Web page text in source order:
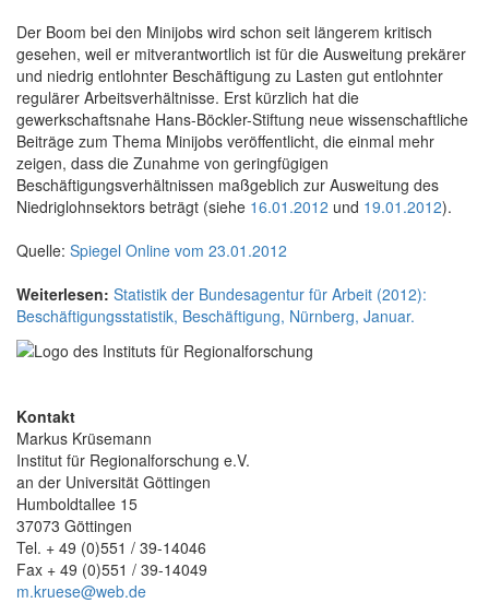
Der Boom bei den Minijobs wird schon seit längerem kritisch
gesehen, weil er mitverantwortlich ist für die Ausweitung prekärer
und niedrig entlohnter Beschäftigung zu Lasten gut entlohnter
regulärer Arbeitsverhältnisse. Erst kürzlich hat die
gewerkschaftsnahe Hans-Böckler-Stiftung neue wissenschaftliche
Beiträge zum Thema Minijobs veröffentlicht, die einmal mehr
zeigen, dass die Zunahme von geringfügigen
Beschäftigungsverhältnissen maßgeblich zur Ausweitung des
Niedriglohnsektors beträgt (siehe 16.01.2012 und 19.01.2012).
Quelle: Spiegel Online vom 23.01.2012
Weiterlesen: Statistik der Bundesagentur für Arbeit (2012):
Beschäftigungsstatistik, Beschäftigung, Nürnberg, Januar.
Kontakt
Markus Krüsemann
Institut für Regionalforschung e.V.
an der Universität Göttingen
Humboldtallee 15
37073 Göttingen
Tel. + 49 (0)551 / 39-14046
Fax + 49 (0)551 / 39-14049
m.kruese@web.de